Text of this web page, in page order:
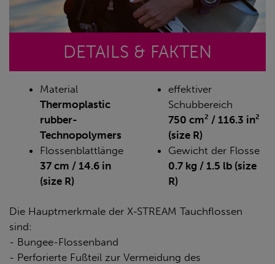
DETAILS & FAKTEN
Material
Thermoplastic
rubber-
Technopolymers
Flossenblattlänge
37 cm / 14.6 in
(size R)
effektiver
Schubbereich
750 cm² / 116.3 in²
(size R)
Gewicht der Flosse
0.7 kg / 1.5 lb (size
R)
Die Hauptmerkmale der X-STREAM Tauchflossen
sind:
- Bungee-Flossenband
- Perforierte Fußteil zur Vermeidung des